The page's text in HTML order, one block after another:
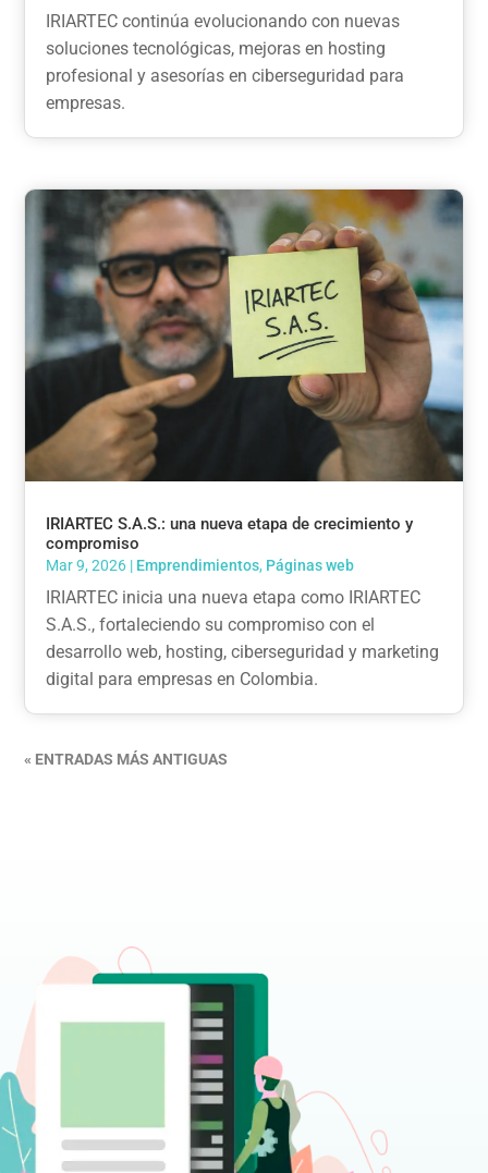
IRIARTEC continúa evolucionando con nuevas
soluciones tecnológicas, mejoras en hosting
profesional y asesorías en ciberseguridad para
empresas.
IRIARTEC S.A.S.: una nueva etapa de crecimiento y
compromiso
Mar 9, 2026 | Emprendimientos, Páginas web
IRIARTEC inicia una nueva etapa como IRIARTEC
S.A.S., fortaleciendo su compromiso con el
desarrollo web, hosting, ciberseguridad y marketing
digital para empresas en Colombia.
« ENTRADAS MÁS ANTIGUAS